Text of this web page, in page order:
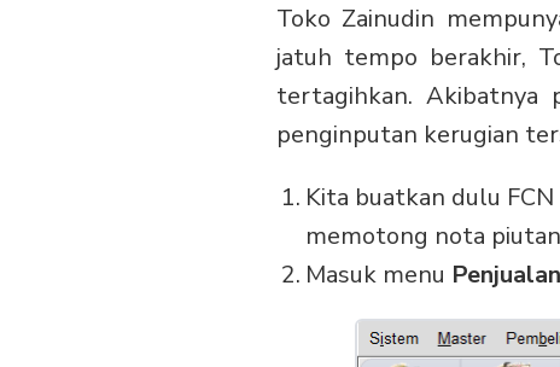
Toko Zainudin
jatuh tempo berakhir,
tertagihkan. Akibatnya
penginputan kerugian
Kita buatkan dulu
memotong nota
Masuk menu